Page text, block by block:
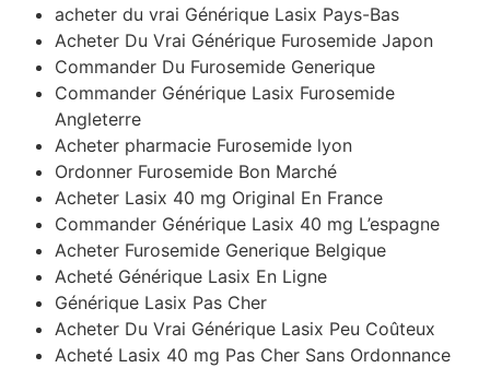
acheter du vrai Générique Lasix Pays-Bas
Acheter Du Vrai Générique Furosemide Japon
Commander Du Furosemide Generique
Commander Générique Lasix Furosemide
Angleterre
Acheter pharmacie Furosemide lyon
Ordonner Furosemide Bon Marché
Acheter Lasix 40 mg Original En France
Commander Générique Lasix 40 mg L’espagne
Acheter Furosemide Generique Belgique
Acheté Générique Lasix En Ligne
Générique Lasix Pas Cher
Acheter Du Vrai Générique Lasix Peu Coûteux
Acheté Lasix 40 mg Pas Cher Sans Ordonnance